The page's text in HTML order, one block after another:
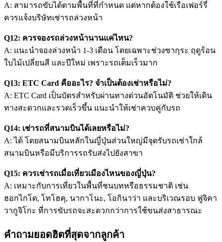
A: สามารถขับได้ตามพื้นที่ที่กำหนด แต่หากต้องใช้เรือเฟอร์รี่
ควรแจ้งบริษัทเช่ารถล่วงหน้า
Q12: ควรจองรถล่วงหน้านานแค่ไหน?
A: แนะนำจองล่วงหน้า 1-3 เดือน โดยเฉพาะช่วงซากุระ ฤดูร้อน
ใบไม้เปลี่ยนสี และปีใหม่ เพราะรถเต็มเร็วมาก
Q13: ETC Card คืออะไร? จำเป็นต้องเช่าหรือไม่?
A: ETC Card เป็นบัตรสำหรับผ่านทางด่วนอัตโนมัติ ช่วยให้เดิน
ทางสะดวกและรวดเร็วขึ้น แนะนำให้เช่าควบคู่กับรถ
Q14: เช่ารถที่สนามบินได้เลยหรือไม่?
A: ได้ โดยสนามบินหลักในญี่ปุ่นส่วนใหญ่มีจุดรับรถเช่าใกล้
สนามบินหรือมีบริการรถรับส่งไปยังสาขา
Q15: ควรเช่ารถเมื่อเที่ยวเมืองไหนของญี่ปุ่น?
A: เหมาะกับการเที่ยวในพื้นที่ชนบทหรือธรรมชาติ เช่น
ฮอกไกโด, โทโฮคุ, นากาโนะ, โอกินาว่า และบริเวณรอบ ฟูจิคา
วากูจิโกะ ที่การขับรถจะสะดวกกว่าการใช้ขนส่งสาธารณะ
คำถามยอดฮิตที่สุดจากลูกค้า